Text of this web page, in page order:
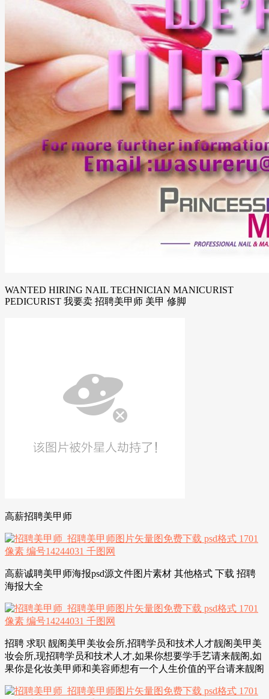
WANTED HIRING NAIL TECHNICIAN MANICURIST
PEDICURIST 我要卖 招聘美甲师 美甲 修脚
高薪招聘美甲师
高薪诚聘美甲师海报psd源文件图片素材 其他格式 下载 招聘
海报大全
招聘 求职 靓阁美甲美妆会所,招聘学员和技术人才靓阁美甲美
妆会所,现招聘学员和技术人才,如果你想要学手艺请来靓阁,如
果你是化妆美甲师和美容师想有一个人生价值的平台请来靓阁